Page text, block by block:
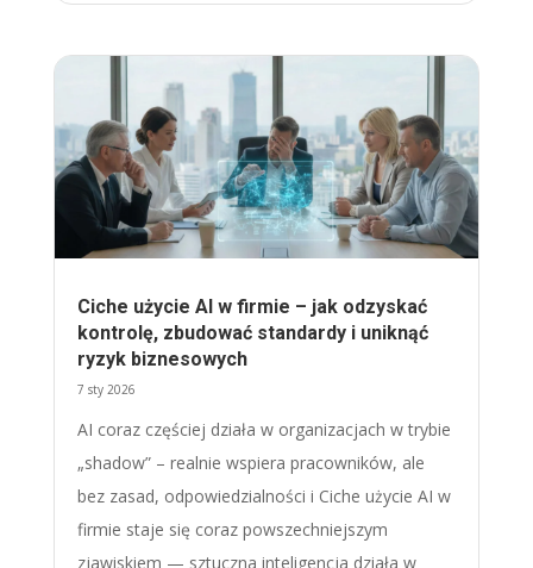
Ciche użycie AI w firmie – jak odzyskać
kontrolę, zbudować standardy i uniknąć
ryzyk biznesowych
7 sty 2026
AI coraz częściej działa w organizacjach w trybie
„shadow” – realnie wspiera pracowników, ale
bez zasad, odpowiedzialności i Ciche użycie AI w
firmie staje się coraz powszechniejszym
zjawiskiem — sztuczna inteligencja działa w